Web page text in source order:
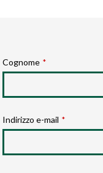
Cognome *
Indirizzo e-mail *